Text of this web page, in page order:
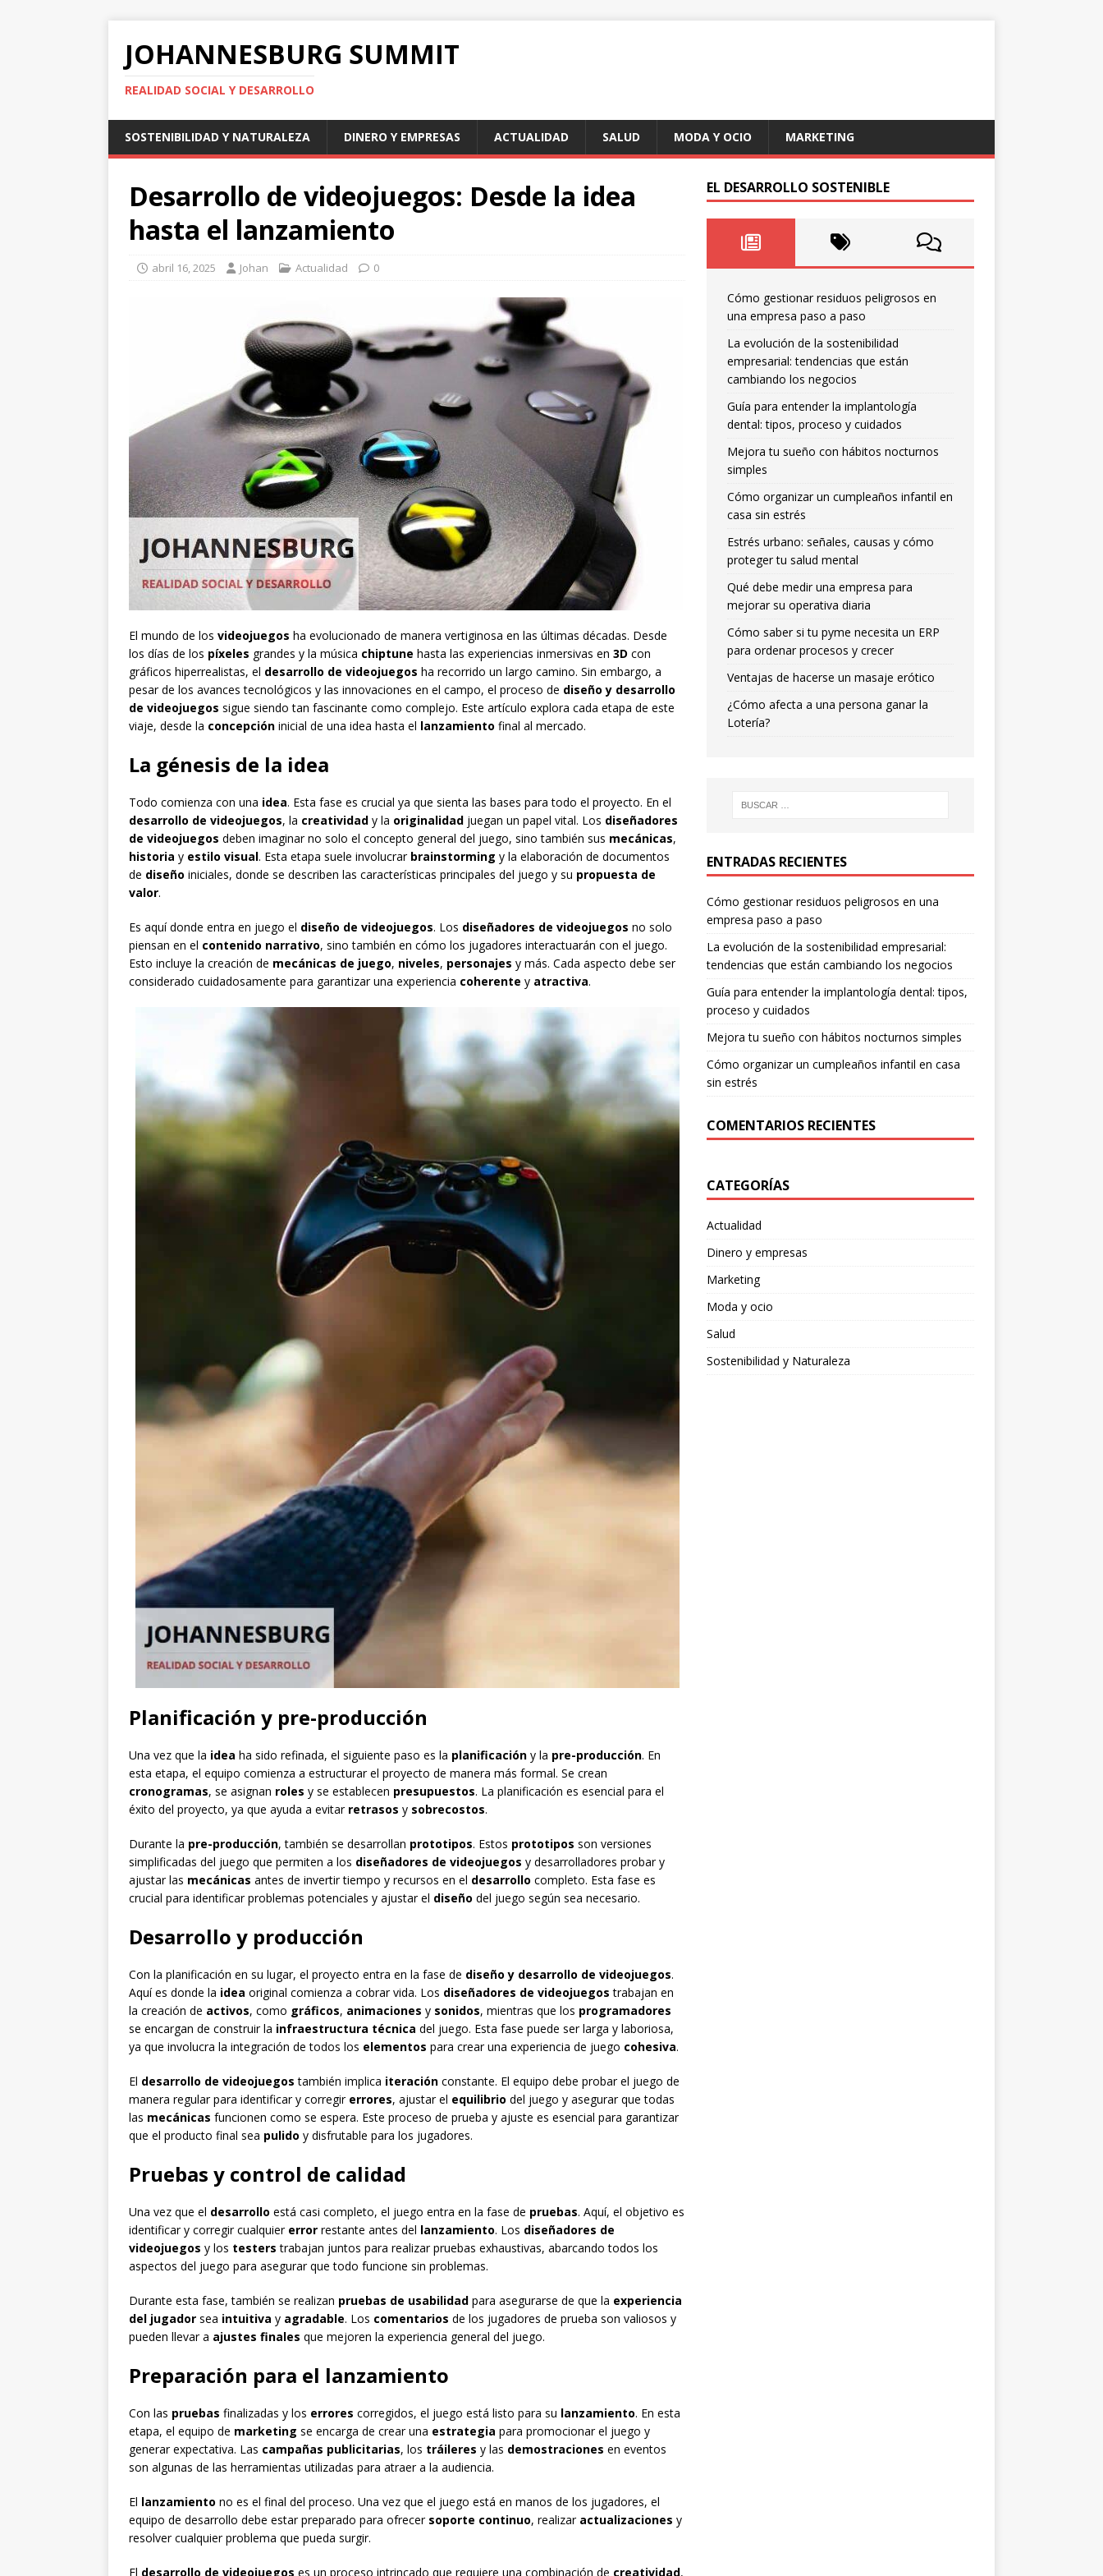
JOHANNESBURG SUMMIT
REALIDAD SOCIAL Y DESARROLLO
SOSTENIBILIDAD Y NATURALEZA DINERO Y EMPRESAS ACTUALIDAD SALUD MODA Y OCIO MARKETING
Desarrollo de videojuegos: Desde la idea
hasta el lanzamiento
abril 16, 2025 Johan Actualidad 0
El mundo de los videojuegos ha evolucionado de manera vertiginosa en las últimas décadas. Desde
los días de los píxeles grandes y la música chiptune hasta las experiencias inmersivas en 3D con
gráficos hiperrealistas, el desarrollo de videojuegos ha recorrido un largo camino. Sin embargo, a
pesar de los avances tecnológicos y las innovaciones en el campo, el proceso de diseño y desarrollo
de videojuegos sigue siendo tan fascinante como complejo. Este artículo explora cada etapa de este
viaje, desde la concepción inicial de una idea hasta el lanzamiento final al mercado.
La génesis de la idea
Todo comienza con una idea. Esta fase es crucial ya que sienta las bases para todo el proyecto. En el
desarrollo de videojuegos, la creatividad y la originalidad juegan un papel vital. Los diseñadores
de videojuegos deben imaginar no solo el concepto general del juego, sino también sus mecánicas,
historia y estilo visual. Esta etapa suele involucrar brainstorming y la elaboración de documentos
de diseño iniciales, donde se describen las características principales del juego y su propuesta de
valor.
Es aquí donde entra en juego el diseño de videojuegos. Los diseñadores de videojuegos no solo
piensan en el contenido narrativo, sino también en cómo los jugadores interactuarán con el juego.
Esto incluye la creación de mecánicas de juego, niveles, personajes y más. Cada aspecto debe ser
considerado cuidadosamente para garantizar una experiencia coherente y atractiva.
Planificación y pre-producción
Una vez que la idea ha sido refinada, el siguiente paso es la planificación y la pre-producción. En
esta etapa, el equipo comienza a estructurar el proyecto de manera más formal. Se crean
cronogramas, se asignan roles y se establecen presupuestos. La planificación es esencial para el
éxito del proyecto, ya que ayuda a evitar retrasos y sobrecostos.
Durante la pre-producción, también se desarrollan prototipos. Estos prototipos son versiones
simplificadas del juego que permiten a los diseñadores de videojuegos y desarrolladores probar y
ajustar las mecánicas antes de invertir tiempo y recursos en el desarrollo completo. Esta fase es
crucial para identificar problemas potenciales y ajustar el diseño del juego según sea necesario.
Desarrollo y producción
Con la planificación en su lugar, el proyecto entra en la fase de diseño y desarrollo de videojuegos.
Aquí es donde la idea original comienza a cobrar vida. Los diseñadores de videojuegos trabajan en
la creación de activos, como gráficos, animaciones y sonidos, mientras que los programadores
se encargan de construir la infraestructura técnica del juego. Esta fase puede ser larga y laboriosa,
ya que involucra la integración de todos los elementos para crear una experiencia de juego cohesiva.
El desarrollo de videojuegos también implica iteración constante. El equipo debe probar el juego de
manera regular para identificar y corregir errores, ajustar el equilibrio del juego y asegurar que todas
las mecánicas funcionen como se espera. Este proceso de prueba y ajuste es esencial para garantizar
que el producto final sea pulido y disfrutable para los jugadores.
Pruebas y control de calidad
Una vez que el desarrollo está casi completo, el juego entra en la fase de pruebas. Aquí, el objetivo es
identificar y corregir cualquier error restante antes del lanzamiento. Los diseñadores de
videojuegos y los testers trabajan juntos para realizar pruebas exhaustivas, abarcando todos los
aspectos del juego para asegurar que todo funcione sin problemas.
Durante esta fase, también se realizan pruebas de usabilidad para asegurarse de que la experiencia
del jugador sea intuitiva y agradable. Los comentarios de los jugadores de prueba son valiosos y
pueden llevar a ajustes finales que mejoren la experiencia general del juego.
Preparación para el lanzamiento
Con las pruebas finalizadas y los errores corregidos, el juego está listo para su lanzamiento. En esta
etapa, el equipo de marketing se encarga de crear una estrategia para promocionar el juego y
generar expectativa. Las campañas publicitarias, los tráileres y las demostraciones en eventos
son algunas de las herramientas utilizadas para atraer a la audiencia.
El lanzamiento no es el final del proceso. Una vez que el juego está en manos de los jugadores, el
equipo de desarrollo debe estar preparado para ofrecer soporte continuo, realizar actualizaciones y
resolver cualquier problema que pueda surgir.
El desarrollo de videojuegos es un proceso intrincado que requiere una combinación de creatividad,
EL DESARROLLO SOSTENIBLE
Cómo gestionar residuos peligrosos en
una empresa paso a paso
La evolución de la sostenibilidad
empresarial: tendencias que están
cambiando los negocios
Guía para entender la implantología
dental: tipos, proceso y cuidados
Mejora tu sueño con hábitos nocturnos
simples
Cómo organizar un cumpleaños infantil en
casa sin estrés
Estrés urbano: señales, causas y cómo
proteger tu salud mental
Qué debe medir una empresa para
mejorar su operativa diaria
Cómo saber si tu pyme necesita un ERP
para ordenar procesos y crecer
Ventajas de hacerse un masaje erótico
¿Cómo afecta a una persona ganar la
Lotería?
ENTRADAS RECIENTES
Cómo gestionar residuos peligrosos en una
empresa paso a paso
La evolución de la sostenibilidad empresarial:
tendencias que están cambiando los negocios
Guía para entender la implantología dental: tipos,
proceso y cuidados
Mejora tu sueño con hábitos nocturnos simples
Cómo organizar un cumpleaños infantil en casa
sin estrés
COMENTARIOS RECIENTES
CATEGORÍAS
Actualidad
Dinero y empresas
Marketing
Moda y ocio
Salud
Sostenibilidad y Naturaleza